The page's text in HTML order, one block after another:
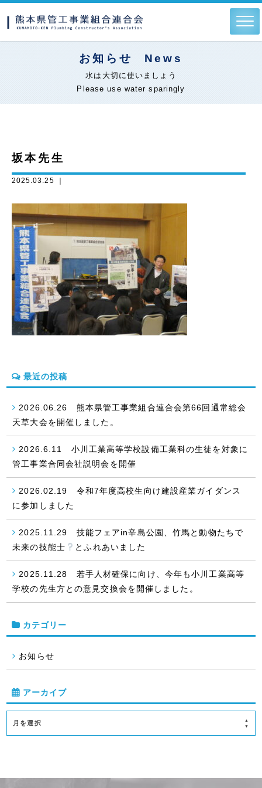
お知らせ News
水は大切に使いましょう
Please use water sparingly
坂本先生
2025.03.25 ｜
最近の投稿
2026.06.26 熊本県管工事業組合連合会第66回通常総会
天草大会を開催しました。
2026.6.11 小川工業高等学校設備工業科の生徒を対象に
管工事業合同会社説明会を開催
2026.02.19 令和7年度高校生向け建設産業ガイダンス
に参加しました
2025.11.29 技能フェアin辛島公園、竹馬と動物たちで
未来の技能士
とふれあいました
2025.11.28 若手人材確保に向け、今年も小川工業高等
学校の先生方との意見交換会を開催しました。
カテゴリー
お知らせ
アーカイブ
月を選択